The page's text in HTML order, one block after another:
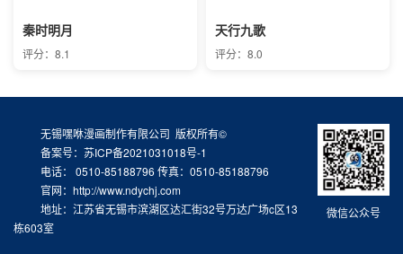
秦时明月
评分：8.1
天行九歌
评分：8.0
微信公众号
无锡嘿咻漫画制作有限公司 版权所有©
备案号：苏ICP备2021031018号-1
电话： 0510-85188796 传真：0510-85188796
官网：http://www.ndychj.com
地址：江苏省无锡市滨湖区达汇街32号万达广场c区13
栋603室